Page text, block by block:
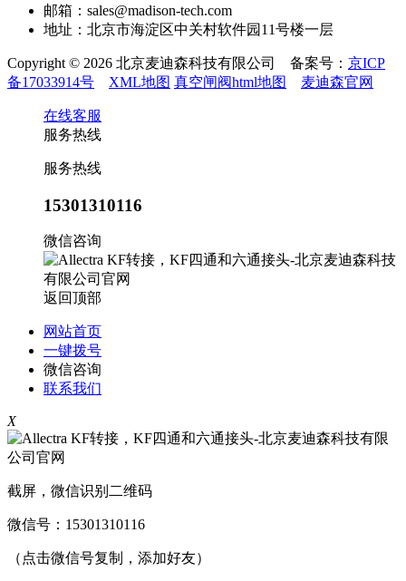
邮箱：sales@madison-tech.com
地址：北京市海淀区中关村软件园11号楼一层
Copyright © 2026 北京麦迪森科技有限公司 备案号： 京ICP
备17033914号
XML地图 真空闸阀html地图 麦迪森官网
在线客服
服务热线
服务热线
15301310116
微信咨询
返回顶部
网站首页
一键拨号
微信咨询
联系我们
X
截屏，微信识别二维码
微信号： 15301310116
（点击微信号复制，添加好友）